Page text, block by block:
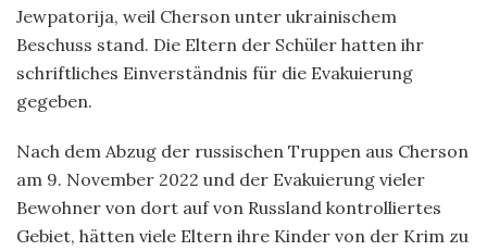
Jewpatorija, weil Cherson unter ukrainischem
Beschuss stand. Die Eltern der Schüler hatten ihr
schriftliches Einverständnis für die Evakuierung
gegeben.
Nach dem Abzug der russischen Truppen aus Cherson
am 9. November 2022 und der Evakuierung vieler
Bewohner von dort auf von Russland kontrolliertes
Gebiet, hätten viele Eltern ihre Kinder von der Krim zu